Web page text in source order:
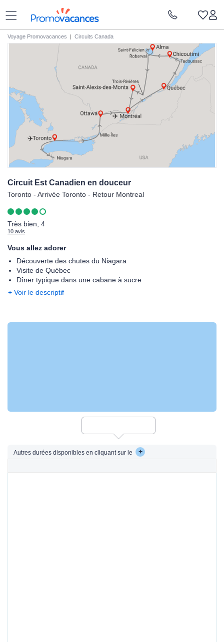
Voyage Promovacances | Circuits Canada
Circuit Est Canadien en douceur
Toronto - Arrivée Toronto - Retour Montreal
Très bien, 4
10 avis
Vous allez adorer
Découverte des chutes du Niagara
Visite de Québec
Dîner typique dans une cabane à sucre
+ Voir le descriptif
Autres durées disponibles en cliquant sur le +